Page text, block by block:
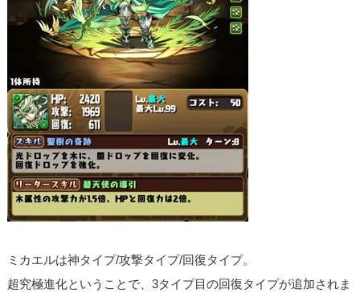
ミカエルは神タイプ/攻撃タイプ/回復タイプ。
超究極進化ということで、3タイプ目の回復タイプが追加されま